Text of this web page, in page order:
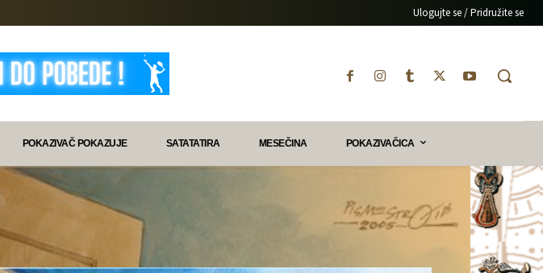
Ulogujte se / Pridružite se
POKAZIVAČ POKAZUJE SATATATIRA MESEČINA POKAZIVAČICA